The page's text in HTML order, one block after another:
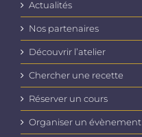
Actualités
Nos partenaires
Découvrir l’atelier
Chercher une recette
Réserver un cours
Organiser un évènement